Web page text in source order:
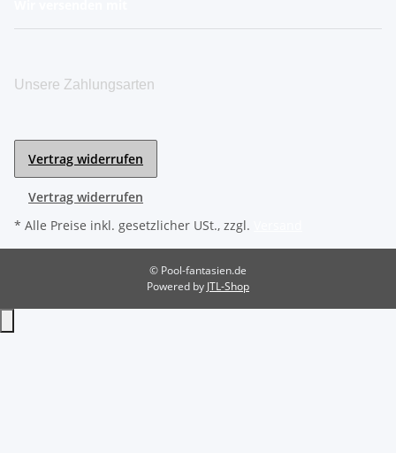
Unsere Zahlungsarten
Vertrag widerrufen
Vertrag widerrufen
* Alle Preise inkl. gesetzlicher USt., zzgl.
© Pool-fantasien.de
Powered by JTL-Shop